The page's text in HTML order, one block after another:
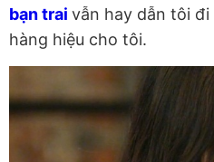
bạn trai vẫn hay dẫn tôi đi
hàng hiệu cho tôi.